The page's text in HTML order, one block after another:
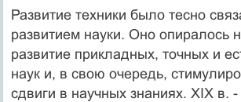
Развитие техники было тесно
развитием науки. Оно опиралось
развитие прикладных, точных и
наук и, в свою очередь,
сдвиги в научных знаниях. XIX в. -